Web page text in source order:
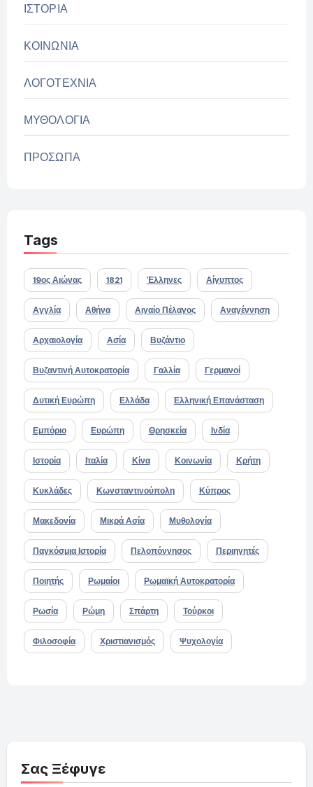
ΙΣΤΟΡΙΑ
ΚΟΙΝΩΝΙΑ
ΛΟΓΟΤΕΧΝΙΑ
ΜΥΘΟΛΟΓΙΑ
ΠΡΟΣΩΠΑ
Tags
19ος Αιώνας 1821 Έλληνες Αίγυπτος
Αγγλία Αθήνα Αιγαίο Πέλαγος Αναγέννηση
Αρχαιολογία Ασία Βυζάντιο
Βυζαντινή Αυτοκρατορία Γαλλία Γερμανοί
Δυτική Ευρώπη Ελλάδα Ελληνική Επανάσταση
Εμπόριο Ευρώπη Θρησκεία Ινδία
Ιστορία Ιταλία Κίνα Κοινωνία Κρήτη
Κυκλάδες Κωνσταντινούπολη Κύπρος
Μακεδονία Μικρά Ασία Μυθολογία
Παγκόσμια Ιστορία Πελοπόννησος Περιηγητές
Ποιητής Ρωμαίοι Ρωμαϊκή Αυτοκρατορία
Ρωσία Ρώμη Σπάρτη Τούρκοι
Φιλοσοφία Χριστιανισμός Ψυχολογία
Σας Ξέφυγε